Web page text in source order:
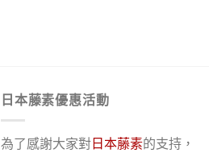
日本藤素優惠活動
為了感謝大家對 日本藤素的支持，